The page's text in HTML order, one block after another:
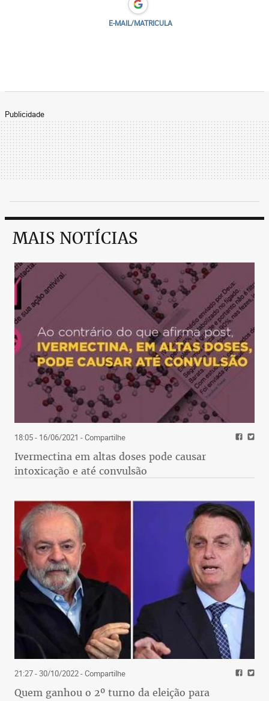
E-MAIL/MATRICULA
Publicidade
MAIS NOTÍCIAS
18:05 - 16/06/2021 - Compartilhe
Ivermectina em altas doses pode causar
intoxicação e até convulsão
21:27 - 30/10/2022- Compartilhe
Quem ganhou o 2º turno da eleição para